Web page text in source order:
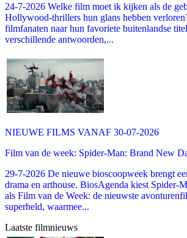
24-7-2026 Welke film moet ik kijken als de
Hollywood-thrillers hun glans hebben
filmfanaten naar hun favoriete buitenlandse
verschillende antwoorden,...
NIEUWE FILMS VANAF 30-07-2026
Film van de week: Spider-Man: Brand New
29-7-2026 De nieuwe bioscoopweek brengt
drama en arthouse. BiosAgenda kiest Spider-
als Film van de Week: de nieuwste
superheld, waarmee...
Laatste filmnieuws